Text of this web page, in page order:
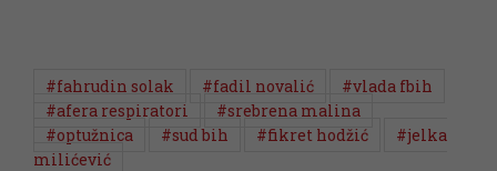
#fahrudin solak #fadil novalić
#vlada fbih
#afera respiratori
#srebrena malina
#optužnica
#sud bih #fikret hodžić
#jelka
milićević